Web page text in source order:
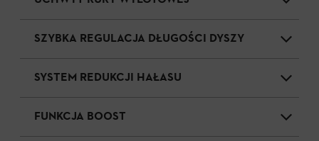
SZYBKA REGULACJA DŁUGOŚCI DYSZY
SYSTEM REDUKCJI HAŁASU
FUNKCJA BOOST